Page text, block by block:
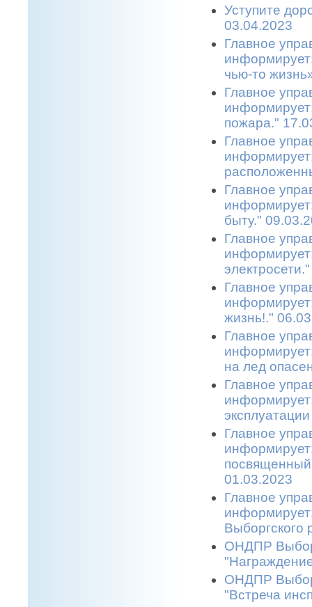
Уступите
03.04.2023
Главное
чью-то
Главное
пожара."
Главное
Главное
быту."
Главное
Главное
жизнь!."
Главное
на лед
Главное
Главное
01.03.2023
Главное
Выборгского
ОНДПР
ОНДПР
"Встреча